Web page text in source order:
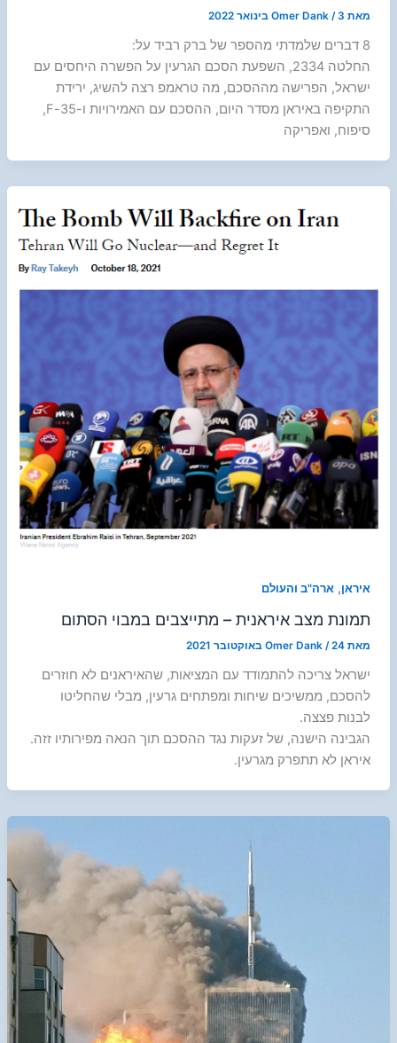
מאת Omer Dank/3 בינואר 2022
8 דברים שלמדתי מהספר של ברק רביד על:
החלטה 2334, השפעת הסכם הגרעין על הפשרה היחסים עם
ישראל, הפרישה מההסכם, מה טראמפ רצה להשיג, ירידת
התקיפה באיראן מסדר היום, ההסכם עם האמירויות ו-35-F,
סיפוח, ואפריקה
איראן, ארה"ב והעולם
תמונת מצב איראנית – מתייצבים במבוי הסתום
מאת Omer Dank/24 באוקטובר 2021
ישראל צריכה להתמודד עם המציאות, שהאיראנים לא חוזרים
להסכם, ממשיכים שיחות ומפתחים גרעין, מבלי שהחליטו
לבנות פצצה.
הגבינה הישנה, של זעקות נגד ההסכם תוך הנאה מפירותיו זזה.
איראן לא תתפרק מגרעין.